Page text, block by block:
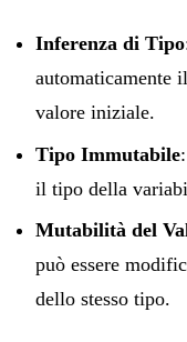
Inferenza di Tipo
automaticamente
valore iniziale.
Tipo Immutabile
il tipo della
Mutabilità del
può essere
dello stesso tipo.